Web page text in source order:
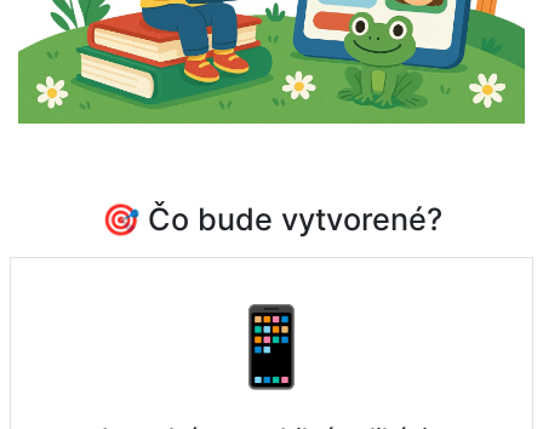
🎯 Čo bude vytvorené?
📱